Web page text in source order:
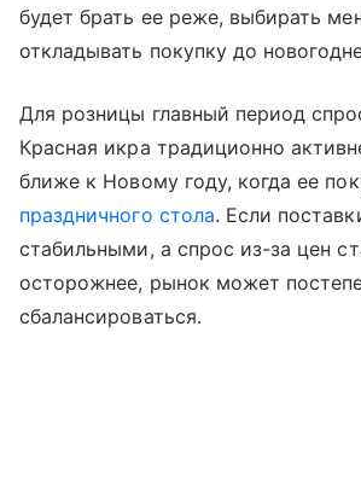
будет брать ее реже, выбирать
откладывать покупку до
Для розницы главный период
Красная икра традиционно
ближе к Новому году, когда ее
праздничного стола. Если
стабильными, а спрос из-за цен
осторожнее, рынок может
сбалансироваться.